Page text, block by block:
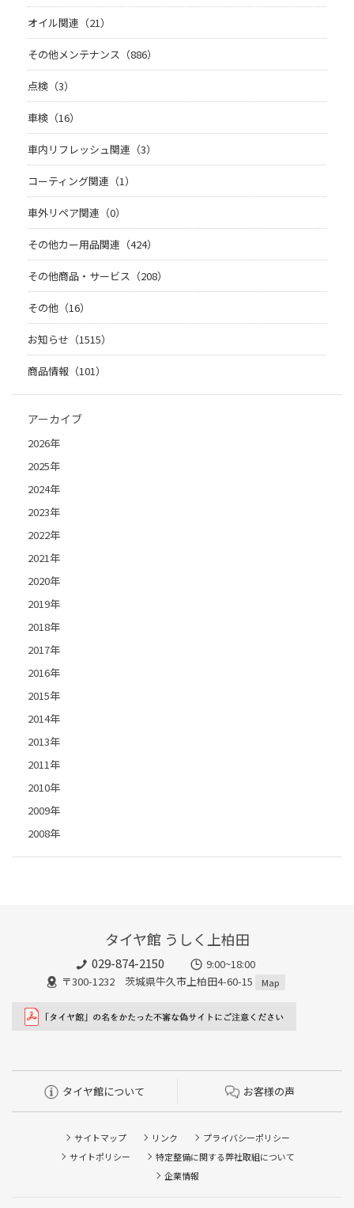
オイル関連（21）
その他メンテナンス（886）
点検（3）
車検（16）
車内リフレッシュ関連（3）
コーティング関連（1）
車外リペア関連（0）
その他カー用品関連（424）
その他商品・サービス（208）
その他（16）
お知らせ（1515）
商品情報（101）
アーカイブ
2026年
2025年
2024年
2023年
2022年
2021年
2020年
2019年
2018年
2017年
2016年
2015年
2014年
2013年
2011年
2010年
2009年
2008年
タイヤ館 うしく上柏田
029-874-2150
9:00~18:00
〒300-1232 茨城県牛久市上柏田4-60-15
Map
タイヤ館について お客様の声
サイトマップ リンク
プライバシーポリシー
サイトポリシー
特定整備に関する弊社取組について
企業情報